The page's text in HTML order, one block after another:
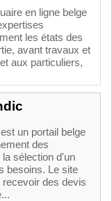
en ligne belge
les états des
avant travaux et
aux particuliers,
un portail belge
des
sélection d'un
besoins. Le site
recevoir des devis